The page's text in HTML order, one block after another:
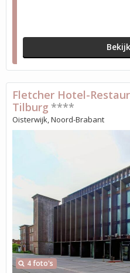
4 foto's
Fletcher Hotel-
Tilburg ****
Oisterwijk, Noord-Brabant